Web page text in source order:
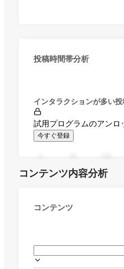
投稿時間帯分析
インタラクションが多い
試用プログラムのアンロ
今すぐ登録
コンテンツ内容分析
コンテンツ